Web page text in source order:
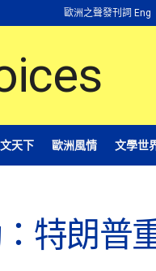
歐洲之聲發刊詞 Eng
天下 歐洲風情 文學世
特朗普